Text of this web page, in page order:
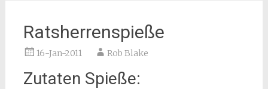
Ratsherrenspieße
16-Jan-2011 Rob Blake
Zutaten Spieße: